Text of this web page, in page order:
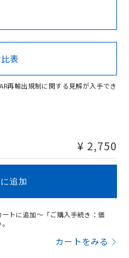
Cd Cr(VI)
性があります。
格認証/適合状況ページへ
ージからご検索ください
表
再輸出規制に関する見解が入手でき
¥ 2,750
追加
トに追加～「ご購入手続き：価
カートをみる